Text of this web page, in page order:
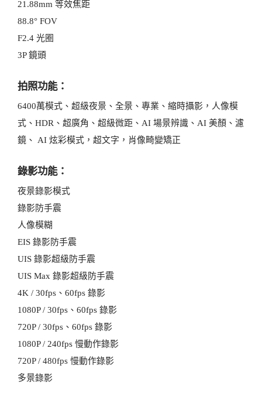
21.88mm 等效焦距
88.8° FOV
F2.4 光圈
3P 鏡頭
拍照功能：
6400萬模式、超級夜景、全景、專業、縮時攝影，人像模
式、HDR、超廣角、超級微距、AI 場景辨識、AI 美顏、濾
鏡、 AI 炫彩模式，超文字，肖像畸變矯正
錄影功能：
夜景錄影模式
錄影防手震
人像模糊
EIS 錄影防手震
UIS 錄影超級防手震
UIS Max 錄影超級防手震
4K / 30fps、60fps 錄影
1080P / 30fps、60fps 錄影
720P / 30fps、60fps 錄影
1080P / 240fps 慢動作錄影
720P / 480fps 慢動作錄影
多景錄影